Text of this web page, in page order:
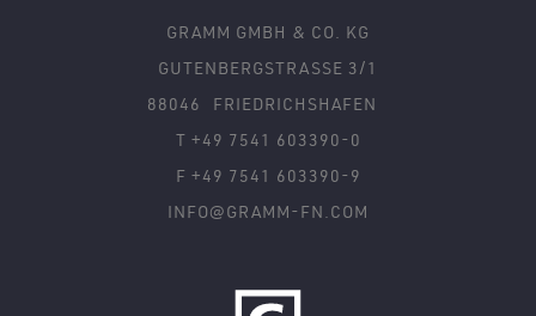
GRAMM GMBH & CO. KG
GUTENBERGSTRASSE 3/1
88046
FRIEDRICHSHAFEN
T +49 7541 603390-0
F +49 7541 603390-9
INFO@GRAMM-FN.COM